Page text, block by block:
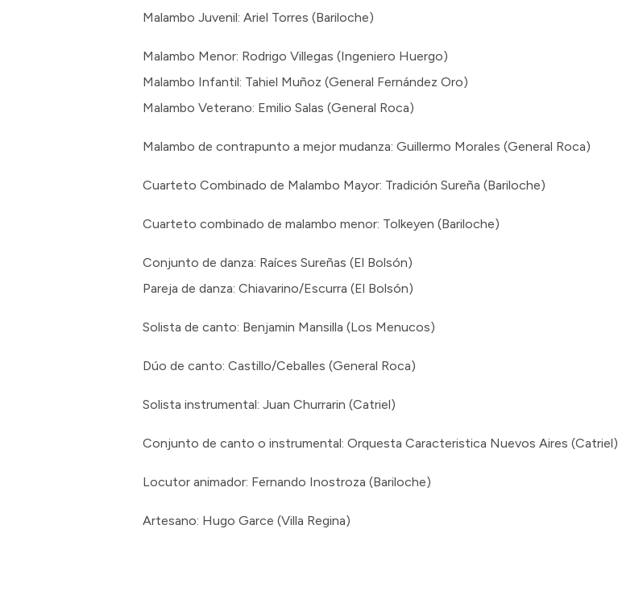
Malambo Juvenil: Ariel Torres (Bariloche)
Malambo Menor: Rodrigo Villegas (Ingeniero Huergo)
Malambo Infantil: Tahiel Muñoz (General Fernández Oro)
Malambo Veterano: Emilio Salas (General Roca)
Malambo de contrapunto a mejor mudanza: Guillermo Morales (General Roca)
Cuarteto Combinado de Malambo Mayor: Tradición Sureña (Bariloche)
Cuarteto combinado de malambo menor: Tolkeyen (Bariloche)
Conjunto de danza: Raíces Sureñas (El Bolsón)
Pareja de danza: Chiavarino/Escurra (El Bolsón)
Solista de canto: Benjamin Mansilla (Los Menucos)
Dúo de canto: Castillo/Ceballes (General Roca)
Solista instrumental: Juan Churrarin (Catriel)
Conjunto de canto o instrumental: Orquesta Caracteristica Nuevos Aires (Catriel)
Locutor animador: Fernando Inostroza (Bariloche)
Artesano: Hugo Garce (Villa Regina)